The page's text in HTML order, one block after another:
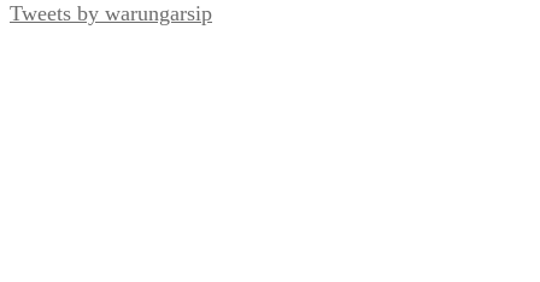
Tweets by warungarsip